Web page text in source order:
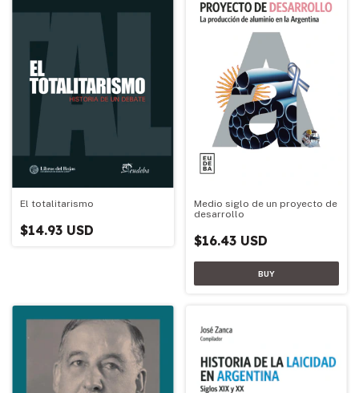
El totalitarismo
$14.93 USD
Medio siglo de un proyecto de
desarrollo
$16.43 USD